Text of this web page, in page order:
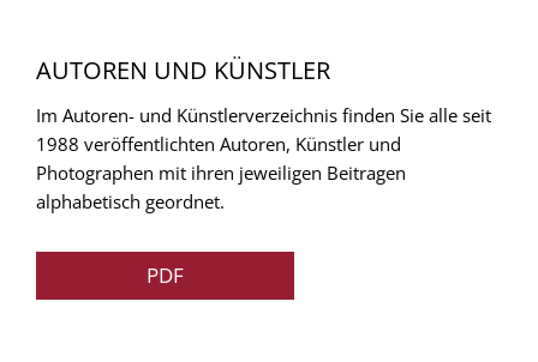
AUTOREN UND KÜNSTLER
Im Autoren- und Künstlerverzeichnis finden Sie alle seit
1988 veröffentlichten Autoren, Künstler und
Photographen mit ihren jeweiligen Beitragen
alphabetisch geordnet.
PDF